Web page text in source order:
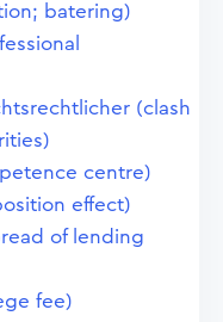
batering)
(clash
centre)
effect)
of lending
fee)